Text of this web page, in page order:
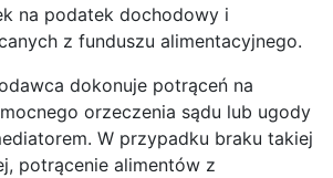
na podatek dochodowy i
z funduszu alimentacyjnego.
dokonuje potrąceń na
orzeczenia sądu lub ugody
W przypadku braku takiej
potrącenie alimentów z